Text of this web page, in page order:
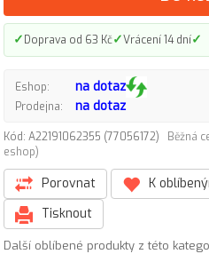
✓Doprava od 63 Kč✓Vrácení 14 dní✓
Eshop: na dotaz
Prodejna: na dotaz
Kód: A22191062355 (77056172)
Běžná
eshop)
Porovnat K
Tisknout
Další oblíbené produkty z této